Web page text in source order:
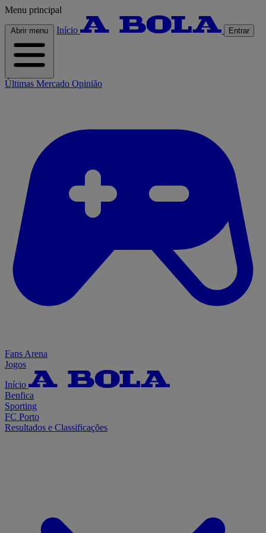
Menu principal
Abrir menu Início Entrar
Últimas Mercado Opinião
Fans Arena
Jogos
Início
Benfica
Sporting
FC Porto
Resultados e Classificações